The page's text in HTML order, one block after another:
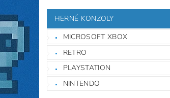
HERNÉ KONZOLY
MICROSOFT XBOX
RETRO
PLAYSTATION
NINTENDO